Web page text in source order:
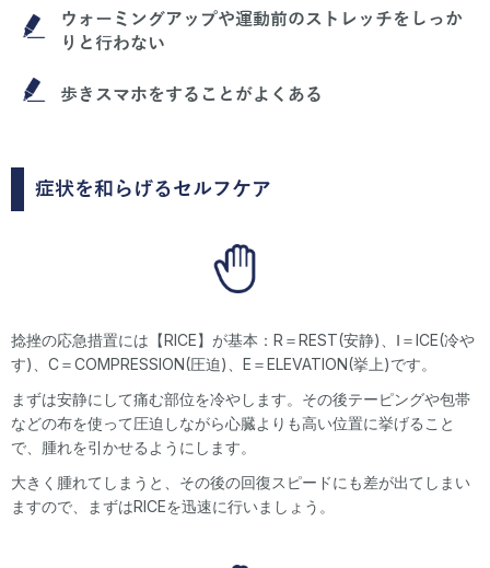
ウォーミングアップや運動前のストレッチをしっか
りと行わない
歩きスマホをすることがよくある
症状を和らげるセルフケア
捻挫の応急措置には【RICE】が基本：R＝REST(安静)、Ⅰ＝ICE(冷や
す)、C＝COMPRESSION(圧迫)、E＝ELEVATION(挙上)です。
まずは安静にして痛む部位を冷やします。その後テーピングや包帯
などの布を使って圧迫しながら心臓よりも高い位置に挙げること
で、腫れを引かせるようにします。
大きく腫れてしまうと、その後の回復スピードにも差が出てしまい
ますので、まずはRICEを迅速に行いましょう。